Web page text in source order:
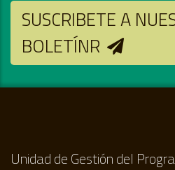
SUSCRIBETE A
BOLETÍNR
Unidad de Gestión del